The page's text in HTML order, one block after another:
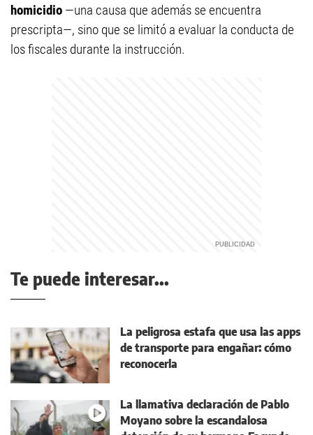
homicidio —una causa que además se encuentra
prescripta—, sino que se limitó a evaluar la conducta de
los fiscales durante la instrucción.
Te puede interesar...
La peligrosa estafa que usa las apps
de transporte para engañar: cómo
reconocerla
La llamativa declaración de Pablo
Moyano sobre la escandalosa